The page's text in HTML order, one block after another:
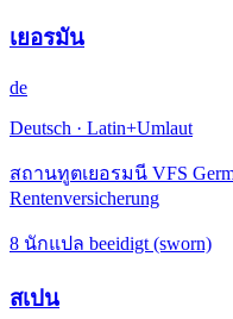
เยอรมัน
de
Deutsch · Latin+Umlaut
สถานทูตเยอรมนี VFS
Rentenversicherung
8 นักแปล beeidigt (sworn)
สเปน